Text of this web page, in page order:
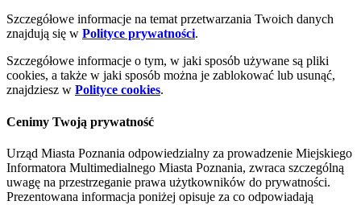
Szczegółowe informacje na temat przetwarzania Twoich danych
znajdują się w Polityce prywatności.
Szczegółowe informacje o tym, w jaki sposób używane są pliki
cookies, a także w jaki sposób można je zablokować lub usunąć,
znajdziesz w Polityce cookies.
Cenimy Twoją prywatność
Urząd Miasta Poznania odpowiedzialny za prowadzenie Miejskiego
Informatora Multimedialnego Miasta Poznania, zwraca szczególną
uwagę na przestrzeganie prawa użytkowników do prywatności.
Prezentowana informacja poniżej opisuje za co odpowiadają